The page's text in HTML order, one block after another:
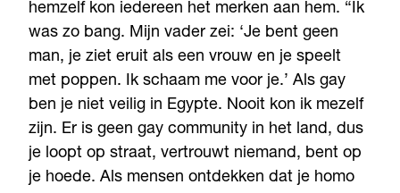
hemzelf kon iedereen het merken aan hem. “Ik
was zo bang. Mijn vader zei: ‘Je bent geen
man, je ziet eruit als een vrouw en je speelt
met poppen. Ik schaam me voor je.’ Als gay
ben je niet veilig in Egypte. Nooit kon ik mezelf
zijn. Er is geen gay community in het land, dus
je loopt op straat, vertrouwt niemand, bent op
je hoede. Als mensen ontdekken dat je homo